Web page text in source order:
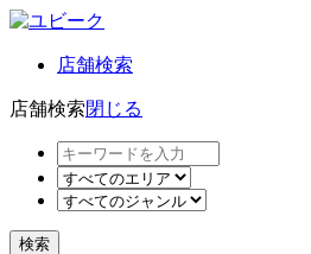
店舗検索
店舗検索閉じる
検索